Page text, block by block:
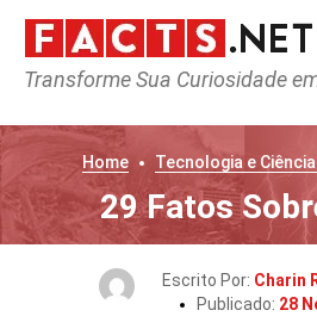
Transforme Sua Curiosidade
Home Tecnologia e
29 Fatos
Escrito Por: Charin
Publicado: 28